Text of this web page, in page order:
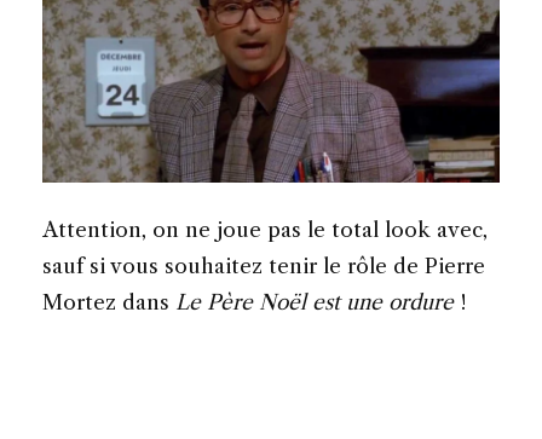
Attention, on ne joue pas le total look avec,
sauf si vous souhaitez tenir le rôle de Pierre
Mortez dans Le Père Noël est une ordure!